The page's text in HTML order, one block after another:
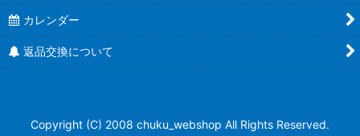
Ｔ５３ツイスト
Ｔ５８ツイスト
Ｔ７０ツイスト
カレンダー
返品交換について
Copyright (C) 2008 chuku_webshop All Rights Reserved.